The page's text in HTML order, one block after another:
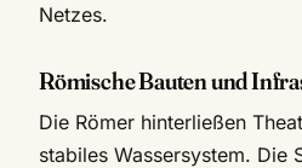
Netzes.
Römische Bauten und
Die Römer hinterließen
stabiles Wassersystem. Die